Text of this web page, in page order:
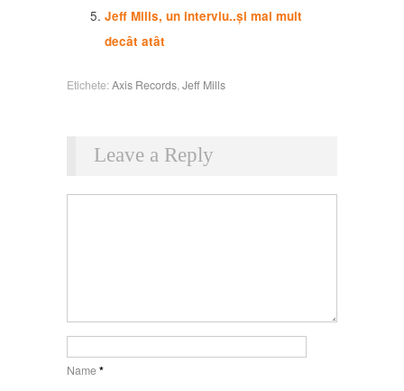
Jeff Mills, un interviu..și mai mult
decât atât
Etichete:Axis Records,Jeff Mills
Leave a Reply
Name*